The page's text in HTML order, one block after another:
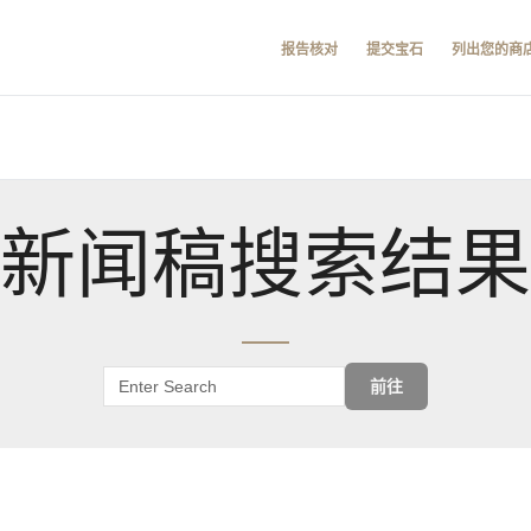
报告核对 提交宝石 列出您的商
新闻稿搜索结果
前往